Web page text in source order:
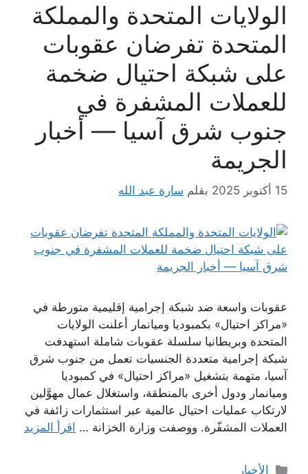
الولايات المتحدة والمملكة
المتحدة تفرضان عقوبات
على شبكة احتيال ضخمة
للعملات المشفرة في
جنوب شرق آسيا — أخبار
الجريمة
15 أكتوبر 2025 بقلم سارة عبد الله
عقوبات واسعة ضد شبكة إجرامية إقليمية متورطة في
«مراكز احتيال» بكمبوديا وميانمار أعلنت الولايات
المتحدة وبريطانيا سلسلة عقوبات شاملة استهدفت
شبكة إجرامية متعددة الجنسيات تعمل من جنوب شرق
آسيا، متهمة بتشغيل «مراكز احتيال» في كمبوديا
وميانمار ودول أخرى بالمنطقة، واستغلال عمال مهوَّلين
لارتكاب عمليات احتيال عالمية عبر استثمارات زائفة في
العملات المشفّرة. ووصفت وزارة الخزانة … اقرأ المزيد
التصنيفات
الأخبار